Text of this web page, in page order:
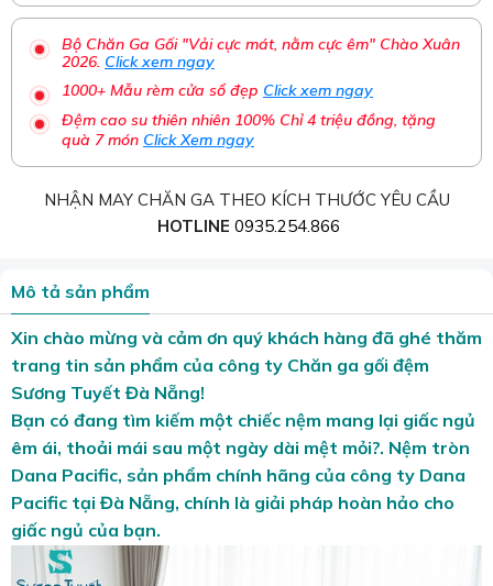
Bộ Chăn Ga Gối "Vải cực mát, nằm cực êm" Chào Xuân
2026. Click xem ngay
1000+ Mẫu rèm cửa sổ đẹp Click xem ngay
Đệm cao su thiên nhiên 100% Chỉ 4 triệu đồng, tặng
quà 7 món Click Xem ngay
NHẬN MAY CHĂN GA THEO KÍCH THƯỚC YÊU CẦU
HOTLINE 0935.254.866
Mô tả sản phẩm
Xin chào mừng và cảm ơn quý khách hàng đã ghé thăm
trang tin sản phẩm của công ty Chăn ga gối đệm
Sương Tuyết Đà Nẵng!
Bạn có đang tìm kiếm một chiếc nệm mang lại giấc ngủ
êm ái, thoải mái sau một ngày dài mệt mỏi?. Nệm tròn
Dana Pacific, sản phẩm chính hãng của công ty Dana
Pacific tại Đà Nẵng, chính là giải pháp hoàn hảo cho
giấc ngủ của bạn.